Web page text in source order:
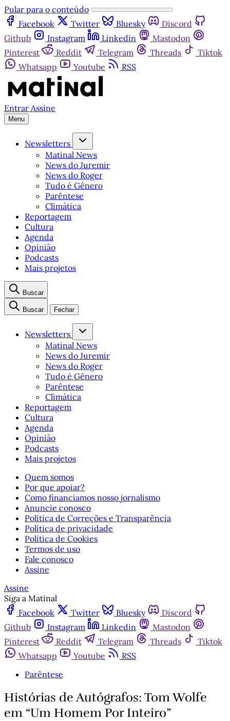
Pular para o conteúdo
Facebook
Twitter Bluesky
Discord
Github
Instagram Linkedin
Mastodon
Pinterest
Reddit Telegram Threads
Tiktok
Whatsapp
Youtube RSS
Entrar Assine
Menu
Newsletters
Matinal News
News do Juremir
News do Roger
Tudo é Gênero
Parêntese
Climática
Reportagem
Cultura
Agenda
Opinião
Podcasts
Mais projetos
Buscar
Buscar Fechar
Newsletters
Matinal News
News do Juremir
News do Roger
Tudo é Gênero
Parêntese
Climática
Reportagem
Cultura
Agenda
Opinião
Podcasts
Mais projetos
Quem somos
Por que apoiar?
Como financiamos nosso jornalismo
Anuncie conosco
Política de Correções e Transparência
Política de privacidade
Política de Cookies
Termos de uso
Fale conosco
Assine
Assine
Siga a Matinal
Facebook
Twitter Bluesky
Discord
Github
Instagram Linkedin
Mastodon
Pinterest
Reddit Telegram Threads
Tiktok
Whatsapp
Youtube
RSS
Parêntese
Histórias de Autógrafos: Tom Wolfe
em “Um Homem Por Inteiro”